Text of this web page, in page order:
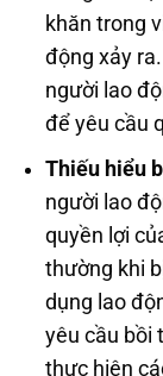
khăn trong
động xảy
người lao
để yêu cầu
Thiếu hiểu
người lao
quyền lợi
thường khi
dụng lao
yêu cầu bồi
thực hiện